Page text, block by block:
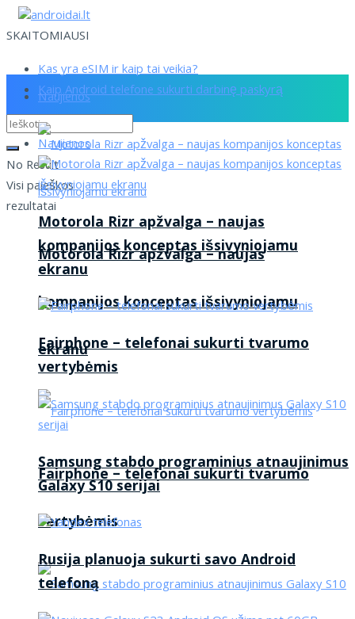
SKAITOMIAUSI
Kas yra eSIM ir kaip tai veikia?
Kaip Android telefone sukurti darbinę paskyrą
No Result
Visi paieškos
rezultatai
Naujienos
Motorola Rizr apžvalga – naujas
kompanijos konceptas išsivyniojamu
ekranu
Fairphone – telefonai sukurti tvarumo
vertybėmis
Naujienos
Motorola Rizr apžvalga – naujas
kompanijos konceptas išsivyniojamu
ekranu
Fairphone – telefonai sukurti tvarumo
vertybėmis
Samsung stabdo programinius atnaujinimus
Galaxy S10 serijai
Rusija planuoja sukurti savo Android
telefoną